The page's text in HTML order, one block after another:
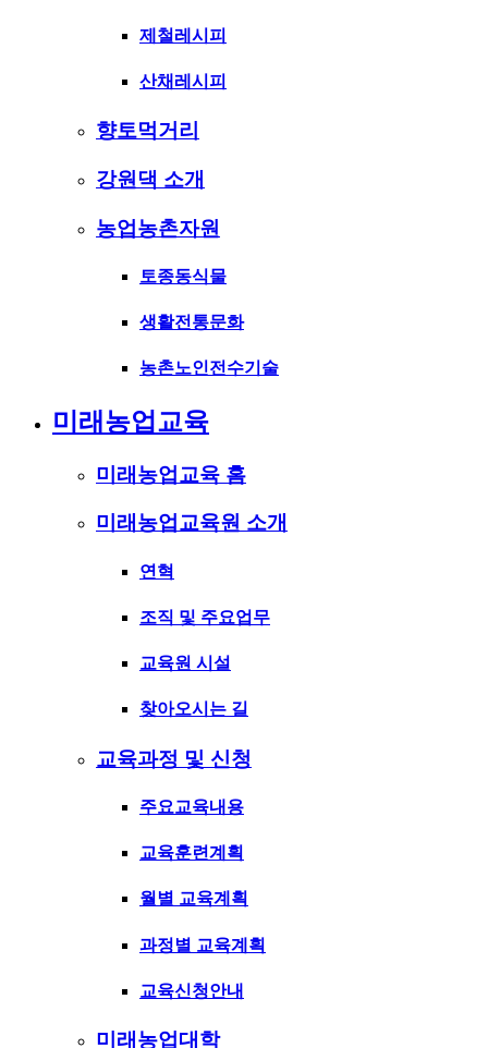
제철레시피
산채레시피
향토먹거리
강원댁 소개
농업농촌자원
토종동식물
생활전통문화
농촌노인전수기술
미래농업교육
미래농업교육 홈
미래농업교육원 소개
연혁
조직 및 주요업무
교육원 시설
찾아오시는 길
교육과정 및 신청
주요교육내용
교육훈련계획
월별 교육계획
과정별 교육계획
교육신청안내
미래농업대학